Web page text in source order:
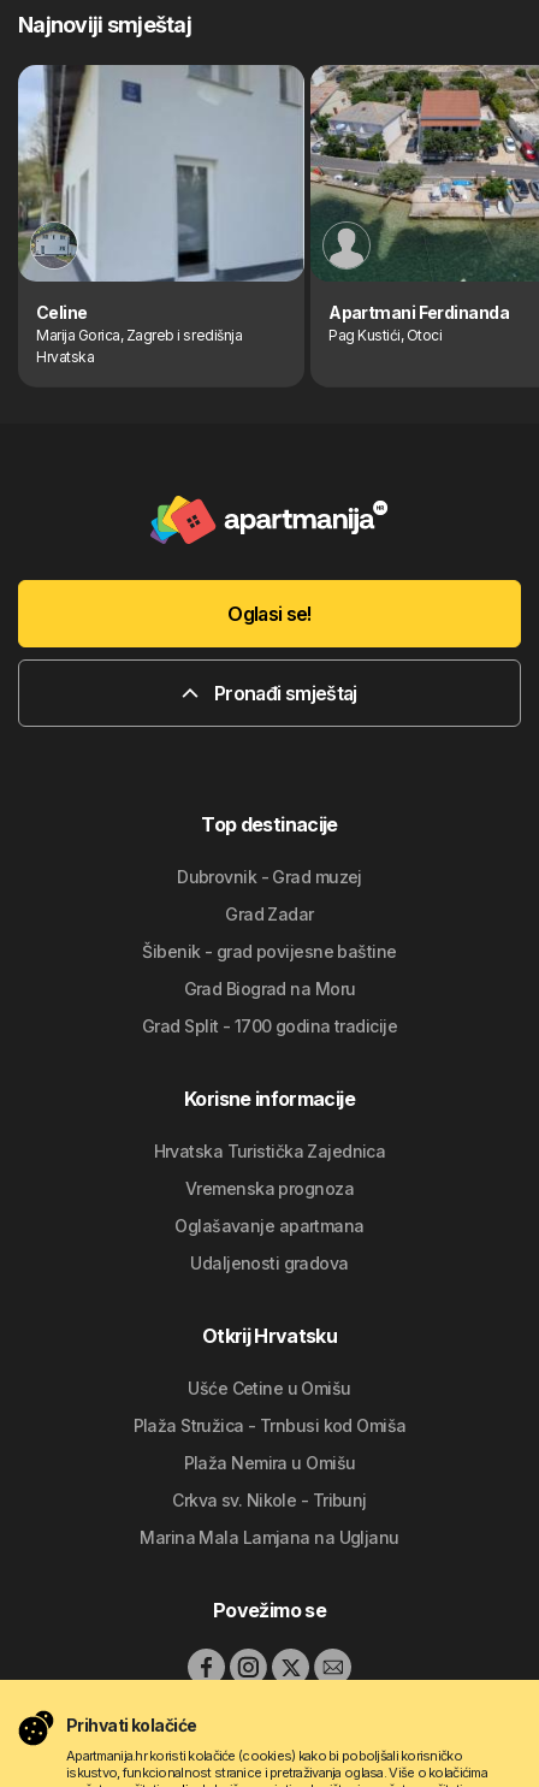
Najnoviji smještaj
Celine
Marija Gorica, Zagreb i središnja
Hrvatska
Apartmani Ferdinanda
Pag Kustići, Otoci
Oglasi se!
Pronađi smještaj
Top destinacije
Dubrovnik - Grad muzej
Grad Zadar
Šibenik - grad povijesne baštine
Grad Biograd na Moru
Grad Split - 1700 godina tradicije
Korisne informacije
Hrvatska Turistička Zajednica
Vremenska prognoza
Oglašavanje apartmana
Udaljenosti gradova
Otkrij Hrvatsku
Ušće Cetine u Omišu
Plaža Stružica - Trnbusi kod Omiša
Plaža Nemira u Omišu
Crkva sv. Nikole - Tribunj
Marina Mala Lamjana na Ugljanu
Povežimo se
Prihvati kolačiće
Apartmanija.hr koristi kolačiće (cookies) kako bi poboljšali korisničko
iskustvo, funkcionalnost stranice i pretraživanja oglasa. Više o kolačićima